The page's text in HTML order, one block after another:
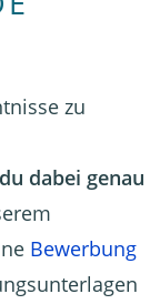
zu
dabei genau
Bewerbung